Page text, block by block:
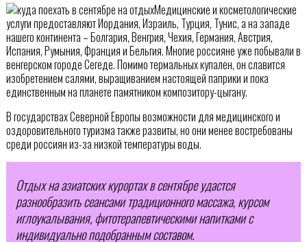
Медицинские и косметологические
услуги предоставляют Иордания, Израиль, Турция, Тунис, а на западе
нашего континента – Болгария, Венгрия, Чехия, Германия, Австрия,
Испания, Румыния, Франция и Бельгия. Многие россияне уже побывали в
венгерском городе Сегеде. Помимо термальных купален, он славится
изобретением салями, выращиванием настоящей паприки и пока
единственным на планете памятником композитору-цыгану.
В государствах Северной Европы возможности для медицинского и
оздоровительного туризма также развиты, но они менее востребованы
среди россиян из-за низкой температуры воды.
Отдых на азиатских курортах в сентябре удастся
разнообразить сеансами традиционного массажа, курсом
иглоукалывания, фитотерапевтическими напитками с
индивидуально подобранным составом.